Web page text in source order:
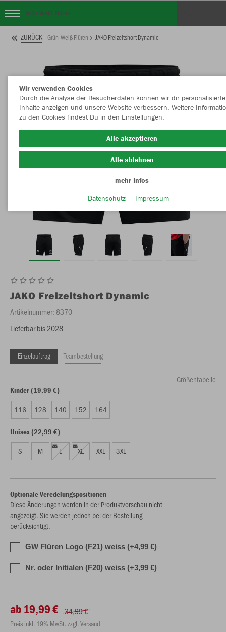
Grün-Weiß Flüren
ZURÜCK Grün-Weiß Flüren JAKO Freizeitshort Dynamic
JAKO Freizeitshort Dynamic
Artikelnummer:8370
Lieferbar bis 2028
Einzelauftrag Teambestellung
Größentabelle
Kinder (19,99 €)
116 128 140 152 164
Unisex (22,99 €)
S M L XL XXL 3XL
Optionale Veredelungspositionen
Diese Änderungen werden in der Produktvorschau nicht
angezeigt. Sie werden jedoch bei der Bestellung
berücksichtigt.
GW Flüren Logo (F21) weiss (+4,99 €)
Nr. oder Initialen (F20) weiss (+3,99 €)
ab 19,99 € 34,99 €
Preis inkl. 19% MwSt. zzgl. Versand
Wir verwenden Cookies
Durch die Analyse der Besucherdaten können wir dir personalisierte
Inhalte anzeigen und unsere Website verbessern. Weitere
zu den Cookies findest Du in den Einstellungen.
Alle akzeptieren
Alle ablehnen
mehr Infos
Datenschutz
Impressum